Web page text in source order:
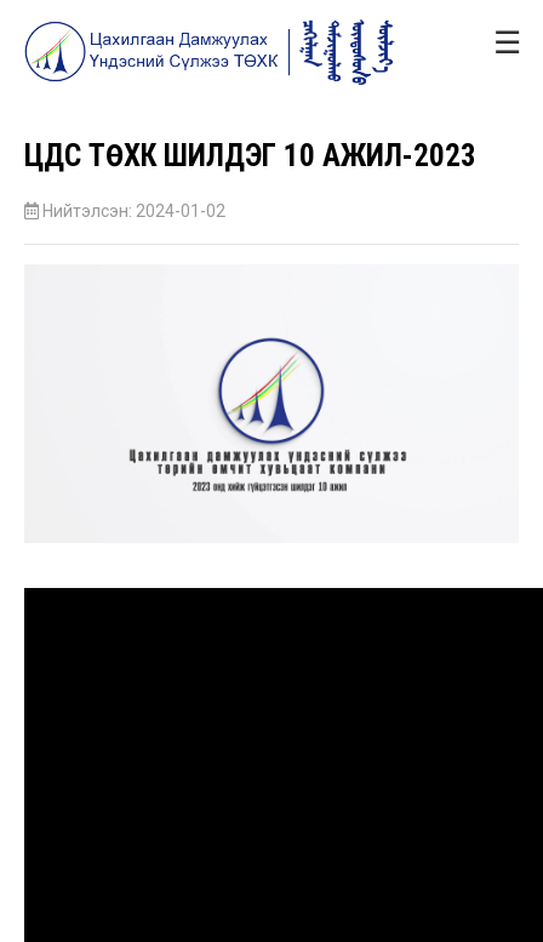
☰
ЦДҮС ТӨХК ШИЛДЭГ 10 АЖИЛ-2023
Нийтэлсэн: 2024-01-02